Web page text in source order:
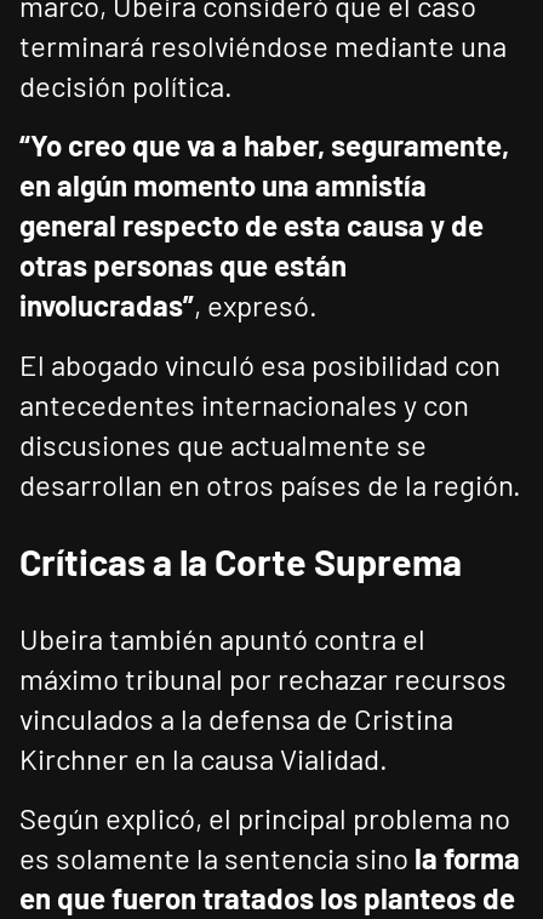
terminará resolviéndose mediante una
decisión política.
“Yo creo que va a haber, seguramente,
en algún momento una amnistía
general respecto de esta causa y de
otras personas que están
involucradas”, expresó.
El abogado vinculó esa posibilidad con
antecedentes internacionales y con
discusiones que actualmente se
desarrollan en otros países de la región.
Críticas a la Corte Suprema
Ubeira también apuntó contra el
máximo tribunal por rechazar recursos
vinculados a la defensa de Cristina
Kirchner en la causa Vialidad.
Según explicó, el principal problema no
es solamente la sentencia sino la forma
en que fueron tratados los planteos de